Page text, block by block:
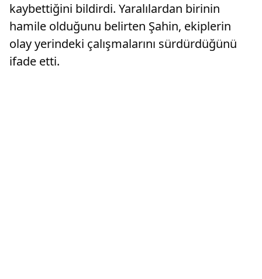
kaybettiğini bildirdi. Yaralılardan birinin
hamile olduğunu belirten Şahin, ekiplerin
olay yerindeki çalışmalarını sürdürdüğünü
ifade etti.